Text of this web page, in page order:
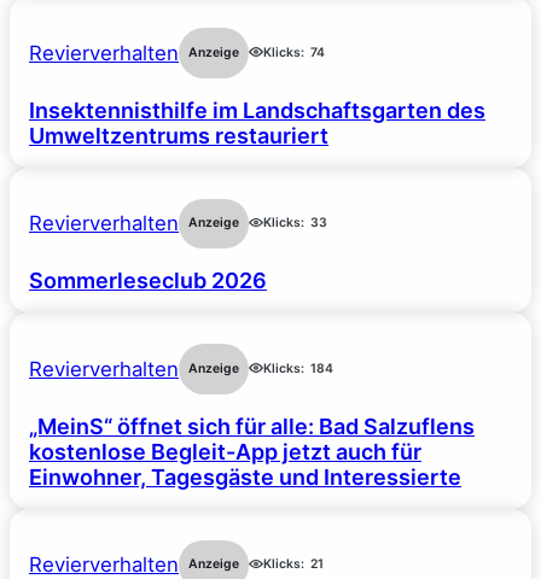
Revierverhalten Anzeige Klicks: 74
Insektennisthilfe im Landschaftsgarten des
Umweltzentrums restauriert
Revierverhalten Anzeige Klicks: 33
Sommerleseclub 2026
Revierverhalten Anzeige Klicks: 184
„MeinS“ öffnet sich für alle: Bad Salzuflens
kostenlose Begleit-App jetzt auch für
Einwohner, Tagesgäste und Interessierte
Revierverhalten Anzeige Klicks: 21